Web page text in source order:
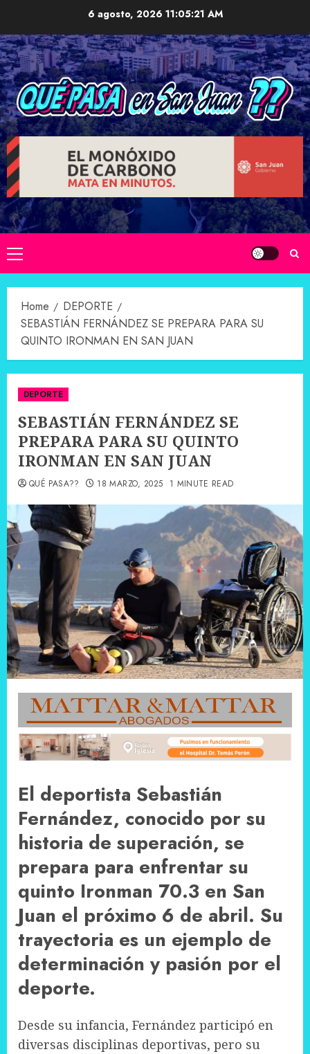
content
6 agosto, 2026 11:05:22 AM
Primary
Menu
Home
DEPORTE
SEBASTIÁN FERNÁNDEZ SE PREPARA PARA SU
QUINTO IRONMAN EN SAN JUAN
DEPORTE
SEBASTIÁN FERNÁNDEZ SE
PREPARA PARA SU QUINTO
IRONMAN EN SAN JUAN
QUÉ PASA?? 18 MARZO, 2025 1 MINUTE READ
El deportista Sebastián
Fernández, conocido por su
historia de superación, se
prepara para enfrentar su
quinto Ironman 70.3 en San
Juan el próximo 6 de abril. Su
trayectoria es un ejemplo de
determinación y pasión por el
deporte.
Desde su infancia, Fernández participó en
diversas disciplinas deportivas, pero su